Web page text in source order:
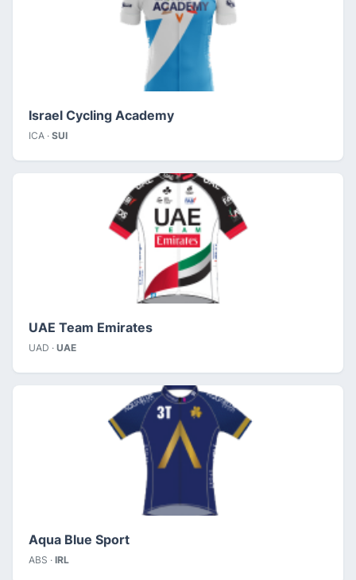
Israel Cycling Academy
ICA · SUI
UAE Team Emirates
UAD · UAE
Aqua Blue Sport
ABS · IRL